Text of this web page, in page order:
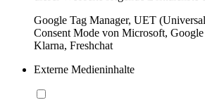
Google Tag Manager, UET
Consent Mode von Microsoft,
Klarna, Freshchat
Externe Medieninhalte